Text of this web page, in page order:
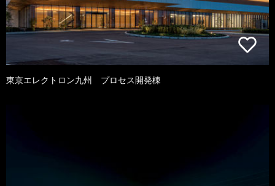
東京エレクトロン九州 プロセス開発棟